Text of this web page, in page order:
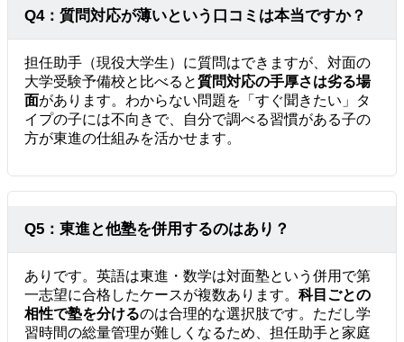
Q4：質問対応が薄いという口コミは本当ですか？
担任助手（現役大学生）に質問はできますが、対面の
大学受験予備校と比べると質問対応の手厚さは劣る場
面があります。わからない問題を「すぐ聞きたい」タ
イプの子には不向きで、自分で調べる習慣がある子の
方が東進の仕組みを活かせます。
Q5：東進と他塾を併用するのはあり？
ありです。英語は東進・数学は対面塾という併用で第
一志望に合格したケースが複数あります。 科目ごとの
相性で塾を分けるのは合理的な選択肢です。ただし学
習時間の総量管理が難しくなるため、担任助手と家庭